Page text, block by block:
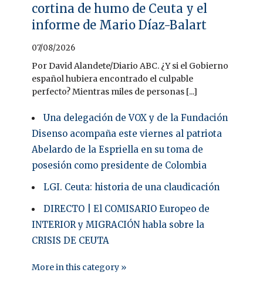
cortina de humo de Ceuta y el
informe de Mario Díaz-Balart
07/08/2026
Por David Alandete/Diario ABC. ¿Y si el Gobierno
español hubiera encontrado el culpable
perfecto? Mientras miles de personas [...]
Una delegación de VOX y de la Fundación
Disenso acompaña este viernes al patriota
Abelardo de la Espriella en su toma de
posesión como presidente de Colombia
LGI. Ceuta: historia de una claudicación
DIRECTO | El COMISARIO Europeo de
INTERIOR y MIGRACIÓN habla sobre la
CRISIS DE CEUTA
More in this category »